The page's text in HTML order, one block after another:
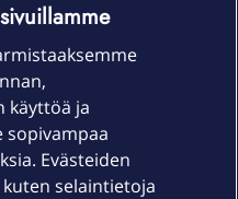
käyttöä ja
sopivampaa
Evästeiden
selaintietoja